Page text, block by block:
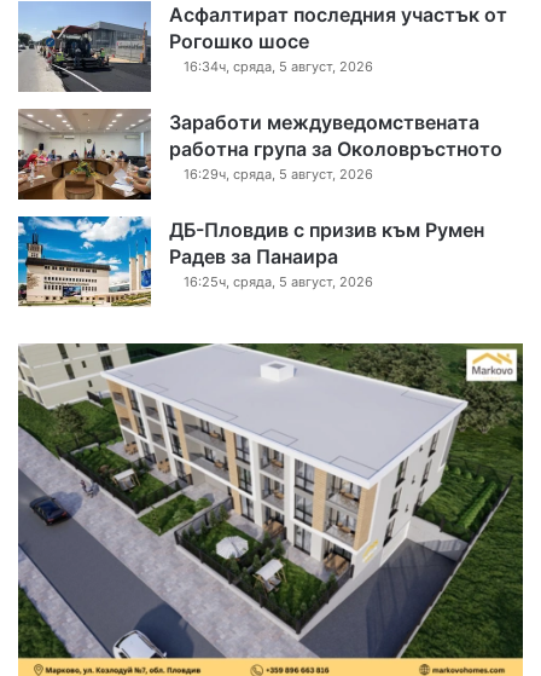
Асфалтират последния участък от
Рогошко шосе
16:34ч, сряда, 5 август, 2026
Заработи междуведомствената
работна група за Околовръстното
16:29ч, сряда, 5 август, 2026
ДБ-Пловдив с призив към Румен
Радев за Панаира
16:25ч, сряда, 5 август, 2026